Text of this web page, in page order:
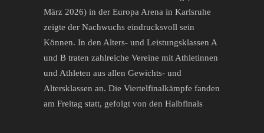
März 2026) in der Europa Arena in Karlsruhe
zeigte der Nachwuchs eindrucksvoll sein
Können. In den Alters- und Leistungsklassen A
und B traten zahlreiche Vereine mit Athletinnen
und Athleten aus allen Gewichts- und
Altersklassen an. Die Viertelfinalkämpfe fanden
am Freitag statt, gefolgt von den Halbfinals